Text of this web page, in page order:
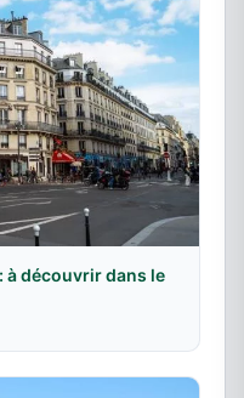
à découvrir dans le